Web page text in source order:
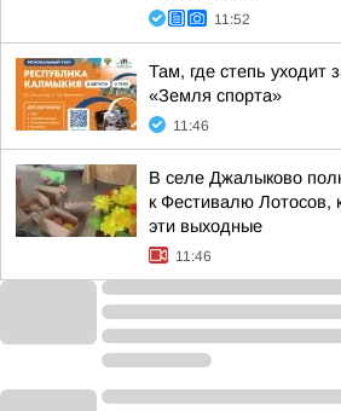
11:52
Там, где степь уходит
«Земля спорта»
11:46
В селе Джалыково
к Фестивалю Лотосов,
эти выходные
11:46